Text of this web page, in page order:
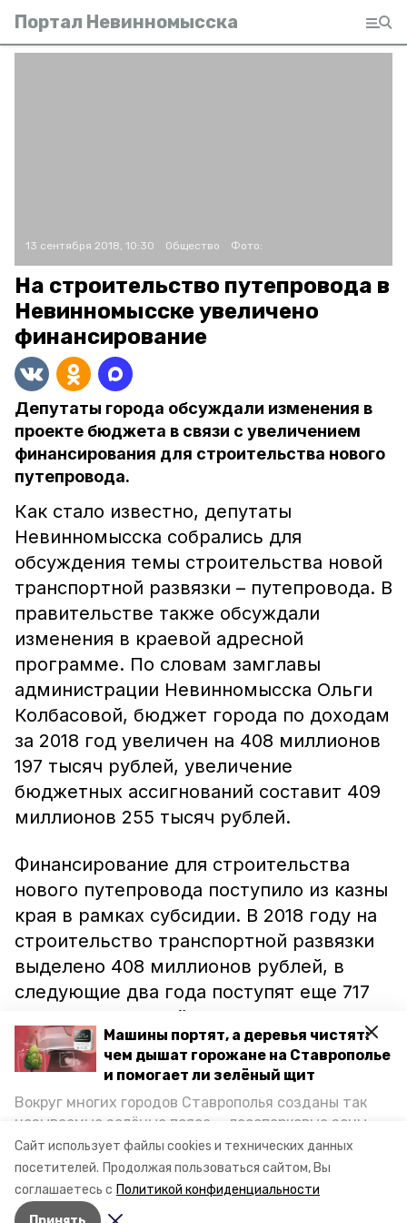
Сайт использует файлы cookies и технических данных
посетителей. Продолжая пользоваться сайтом, Вы
соглашаетесь с Политикой конфиденциальности
Машины портят, а деревья чистят:
чем дышат горожане на Ставрополье
и помогает ли зелёный щит
Вокруг многих городов Ставрополья созданы так
называемые зелёные пояса — лесопарковые зоны,
снижающие негативное воздействие выхлопных
газов на атмосферу. Справляются ли они с
постоянно растущим потоком автотранспорта и
каким воздухом дышат жители края, узнала
Портал Невинномысска
13 сентября 2018, 10:30 Общество Фото:
На строительство путепровода в
Невинномысске увеличено
финансирование
Депутаты города обсуждали изменения в
проекте бюджета в связи с увеличением
финансирования для строительства нового
путепровода.
Как стало известно, депутаты
Невинномысска собрались для
обсуждения темы строительства новой
транспортной развязки – путепровода. В
правительстве также обсуждали
изменения в краевой адресной
программе. По словам замглавы
администрации Невинномысска Ольги
Колбасовой, бюджет города по доходам
за 2018 год увеличен на 408 миллионов
197 тысяч рублей, увеличение
бюджетных ассигнований составит 409
миллионов 255 тысяч рублей.
Финансирование для строительства
нового путепровода поступило из казны
края в рамках субсидии. В 2018 году на
строительство транспортной развязки
выделено 408 миллионов рублей, в
следующие два года поступят еще 717
миллионов рублей и 576 миллионов
рублей соответственно.
Невинномысска сообщалоб увеличении
бюджета Ставропольского края за счет
доходов.